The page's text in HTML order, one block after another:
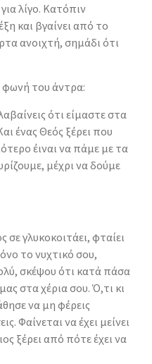
λίγο. Κατόπιν
και βγαίνει από το
ανοιχτή, σημάδι ότι
φωνή του άντρα:
ότι είμαστε στα
ένας Θεός ξέρει που
έιναι να πάμε με τα
μέχρι να δούμε
σε γλυκοκοιτάει, φταίει
το νυχτικό σου,
σκέψου ότι κατά πάσα
στα χέρια σου. Ό,τι κι
να μη φέρεις
Φαίνεται να έχει μείνει
ξέρει από πότε έχει να